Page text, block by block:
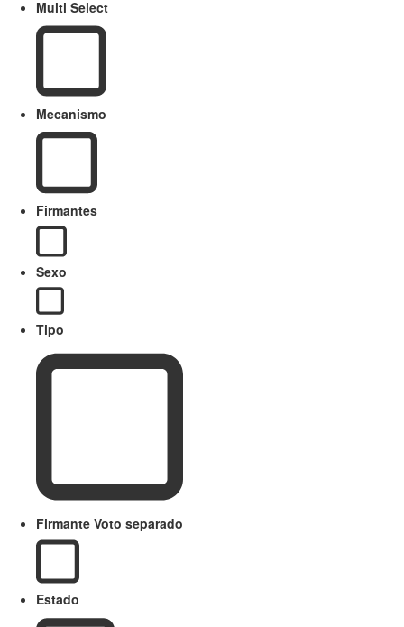
Multi Select
Mecanismo
Firmantes
Sexo
Tipo
Firmante Voto separado
Estado